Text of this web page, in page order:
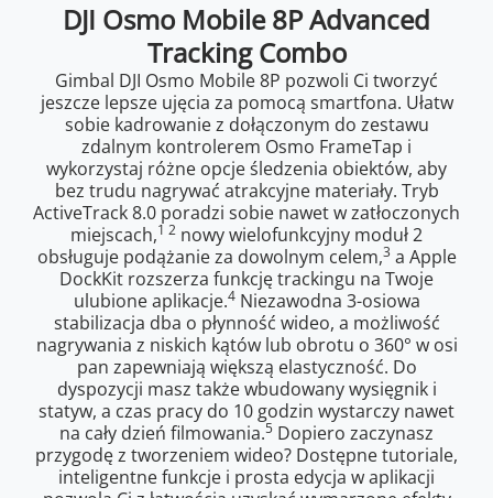
DJI Osmo Mobile 8P Advanced
Tracking Combo
Gimbal DJI Osmo Mobile 8P pozwoli Ci tworzyć
jeszcze lepsze ujęcia za pomocą smartfona. Ułatw
sobie kadrowanie z dołączonym do zestawu
zdalnym kontrolerem Osmo FrameTap i
wykorzystaj różne opcje śledzenia obiektów, aby
bez trudu nagrywać atrakcyjne materiały. Tryb
ActiveTrack 8.0 poradzi sobie nawet w zatłoczonych
miejscach,1 2 nowy wielofunkcyjny moduł 2
obsługuje podążanie za dowolnym celem,3a Apple
DockKit rozszerza funkcję trackingu na Twoje
ulubione aplikacje.4Niezawodna 3-osiowa
stabilizacja dba o płynność wideo, a możliwość
nagrywania z niskich kątów lub obrotu o 360° w osi
pan zapewniają większą elastyczność. Do
dyspozycji masz także wbudowany wysięgnik i
statyw, a czas pracy do 10 godzin wystarczy nawet
na cały dzień filmowania.5 Dopiero zaczynasz
przygodę z tworzeniem wideo? Dostępne tutoriale,
inteligentne funkcje i prosta edycja w aplikacji